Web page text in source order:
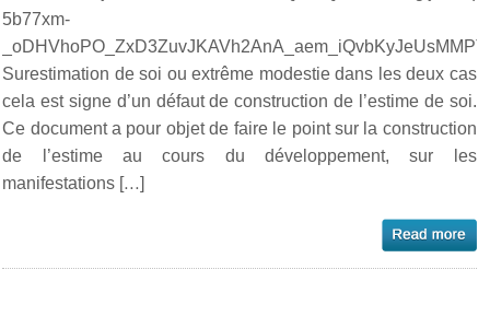
5b77xm-
Surestimation de soi ou extrême modestie dans les deux cas
cela est signe d’un défaut de construction de l’estime de soi.
Ce document a pour objet de faire le point sur la construction
de l’estime au cours du développement, sur les
manifestations […]